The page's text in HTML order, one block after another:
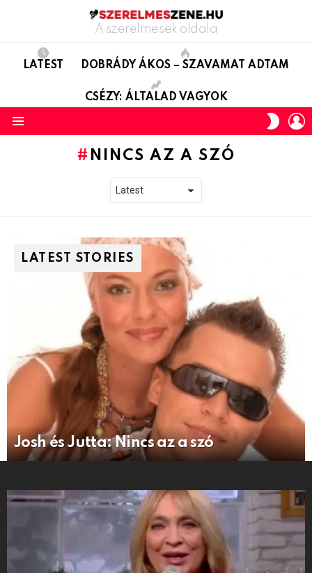
A szerelmesek oldala
LATEST DOBRÁDY ÁKOS – SZAVAMAT ADTAM
CSÉZY: ÁLTALAD VAGYOK
SKIN
NINCS AZ A SZÓ
LATEST STORIES
Josh és Jutta: Nincs az a szó